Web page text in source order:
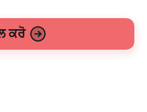
ਕਰੋ